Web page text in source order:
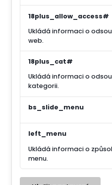
18plus_allow_access#
Ukládá informaci o
web.
18plus_cat#
Ukládá informaci o
kategorii.
bs_slide_menu
left_menu
Ukládá informaci o
menu.